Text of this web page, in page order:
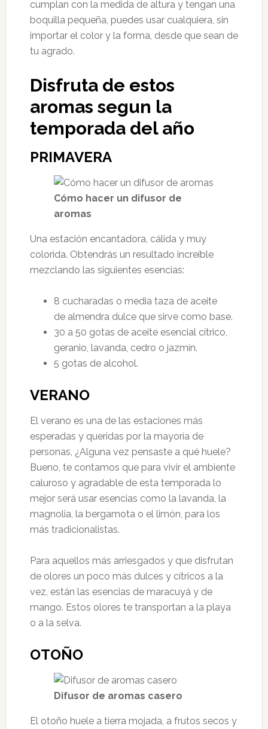
cumplan con la medida de altura y tengan una
boquilla pequeña, puedes usar cualquiera, sin
importar el color y la forma, desde que sean de
tu agrado.
Disfruta de estos
aromas segun la
temporada del año
PRIMAVERA
Cómo hacer un difusor de
aromas
Una estación encantadora, cálida y muy
colorida. Obtendrás un resultado increíble
mezclando las siguientes esencias:
8 cucharadas o media taza de aceite
de almendra dulce que sirve como base.
30 a 50 gotas de aceite esencial cítrico,
geranio, lavanda, cedro o jazmín.
5 gotas de alcohol.
VERANO
El verano es una de las estaciones más
esperadas y queridas por la mayoría de
personas, ¿Alguna vez pensaste a qué huele?
Bueno, te contamos que para vivir el ambiente
caluroso y agradable de esta temporada lo
mejor será usar esencias como la lavanda, la
magnolia, la bergamota o el limón, para los
más tradicionalistas.
Para aquellos más arriesgados y que disfrutan
de olores un poco más dulces y cítricos a la
vez, están las esencias de maracuyá y de
mango. Estos olores te transportan a la playa
o a la selva.
OTOÑO
Difusor de aromas casero
El otoño huele a tierra mojada, a frutos secos y